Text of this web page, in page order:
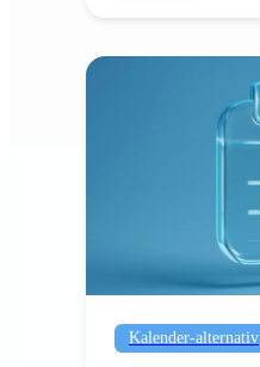
Kalender-alternativ